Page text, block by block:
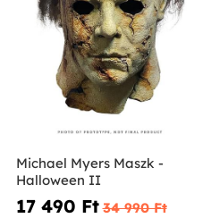
Michael Myers Maszk -
Halloween II
17 490 Ft‎ 34 990 Ft‎